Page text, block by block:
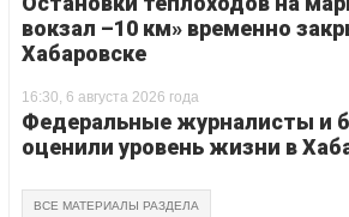
вокзал –10 км» временно
Хабаровске
16:30, 6 августа 2026 года
Федеральные журналисты и
оценили уровень жизни в
ВСЕ МАТЕРИАЛЫ РАЗДЕЛА